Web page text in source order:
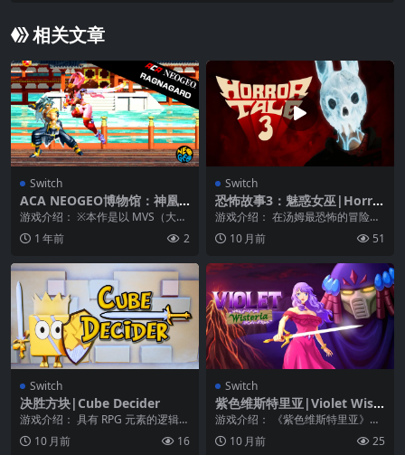
相关文章
Switch
ACA NEOGEO博物馆：神凰
拳|ACA Neo Geo: Ragnagar
d
游戏介绍： ※本作是以 MVS（大型
电玩用 NEOGEO）版游戏本篇为基
础进行开...
1 年前 2
Switch
恐怖故事3：魅惑女巫|Horro
r Tale 3: The Witch中文
游戏介绍： 在汤姆最恐怖的冒险章
节中，勇敢对抗那位可怕的女巫
吧！ 在本集故事中，...
10 月前 51
Switch
决胜方块|Cube Decider
游戏介绍： 具有 RPG 元素的逻辑益
智游戏 Cube Decider 是一款带...
10 月前 16
Switch
紫色维斯特里亚|Violet Wist
eria
游戏介绍： 《紫色维斯特里亚》成
为一名挥舞着魔法剑的女英雄，与
穿越时间、空间和交...
10 月前 25